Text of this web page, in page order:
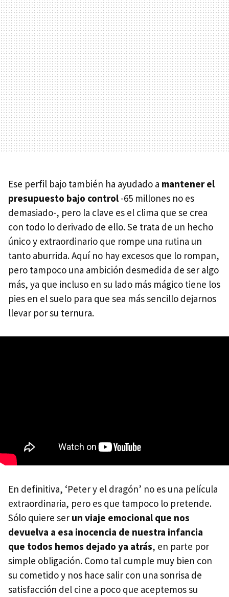
Ese perfil bajo también ha ayudado a mantener el
presupuesto bajo control -65 millones no es
demasiado-, pero la clave es el clima que se crea
con todo lo derivado de ello. Se trata de un hecho
único y extraordinario que rompe una rutina un
tanto aburrida. Aquí no hay excesos que lo rompan,
pero tampoco una ambición desmedida de ser algo
más, ya que incluso en su lado más mágico tiene los
pies en el suelo para que sea más sencillo dejarnos
llevar por su ternura.
En definitiva, ‘Peter y el dragón’ no es una película
extraordinaria, pero es que tampoco lo pretende.
Sólo quiere ser un viaje emocional que nos
devuelva a esa inocencia de nuestra infancia
que todos hemos dejado ya atrás, en parte por
simple obligación. Como tal cumple muy bien con
su cometido y nos hace salir con una sonrisa de
satisfacción del cine a poco que aceptemos su